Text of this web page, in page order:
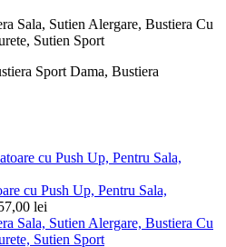
cu Push Up, Pentru Sala,
lei